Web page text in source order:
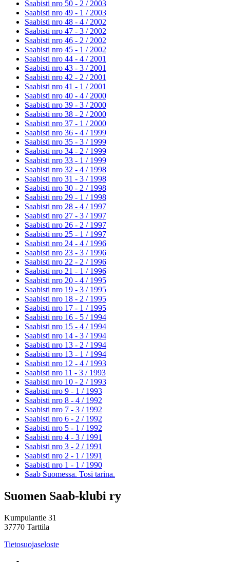
Saabisti nro 50 - 2 / 2003
Saabisti nro 49 - 1 / 2003
Saabisti nro 48 - 4 / 2002
Saabisti nro 47 - 3 / 2002
Saabisti nro 46 - 2 / 2002
Saabisti nro 45 - 1 / 2002
Saabisti nro 44 - 4 / 2001
Saabisti nro 43 - 3 / 2001
Saabisti nro 42 - 2 / 2001
Saabisti nro 41 - 1 / 2001
Saabisti nro 40 - 4 / 2000
Saabisti nro 39 - 3 / 2000
Saabisti nro 38 - 2 / 2000
Saabisti nro 37 - 1 / 2000
Saabisti nro 36 - 4 / 1999
Saabisti nro 35 - 3 / 1999
Saabisti nro 34 - 2 / 1999
Saabisti nro 33 - 1 / 1999
Saabisti nro 32 - 4 / 1998
Saabisti nro 31 - 3 / 1998
Saabisti nro 30 - 2 / 1998
Saabisti nro 29 - 1 / 1998
Saabisti nro 28 - 4 / 1997
Saabisti nro 27 - 3 / 1997
Saabisti nro 26 - 2 / 1997
Saabisti nro 25 - 1 / 1997
Saabisti nro 24 - 4 / 1996
Saabisti nro 23 - 3 / 1996
Saabisti nro 22 - 2 / 1996
Saabisti nro 21 - 1 / 1996
Saabisti nro 20 - 4 / 1995
Saabisti nro 19 - 3 / 1995
Saabisti nro 18 - 2 / 1995
Saabisti nro 17 - 1 / 1995
Saabisti nro 16 - 5 / 1994
Saabisti nro 15 - 4 / 1994
Saabisti nro 14 - 3 / 1994
Saabisti nro 13 - 2 / 1994
Saabisti nro 13 - 1 / 1994
Saabisti nro 12 - 4 / 1993
Saabisti nro 11 - 3 / 1993
Saabisti nro 10 - 2 / 1993
Saabisti nro 9 - 1 / 1993
Saabisti nro 8 - 4 / 1992
Saabisti nro 7 - 3 / 1992
Saabisti nro 6 - 2 / 1992
Saabisti nro 5 - 1 / 1992
Saabisti nro 4 - 3 / 1991
Saabisti nro 3 - 2 / 1991
Saabisti nro 2 - 1 / 1991
Saabisti nro 1 - 1 / 1990
Saab Suomessa. Tosi tarina.
Suomen Saab-klubi ry
Kumpulantie 31
37770 Tarttila
Tietosuojaseloste